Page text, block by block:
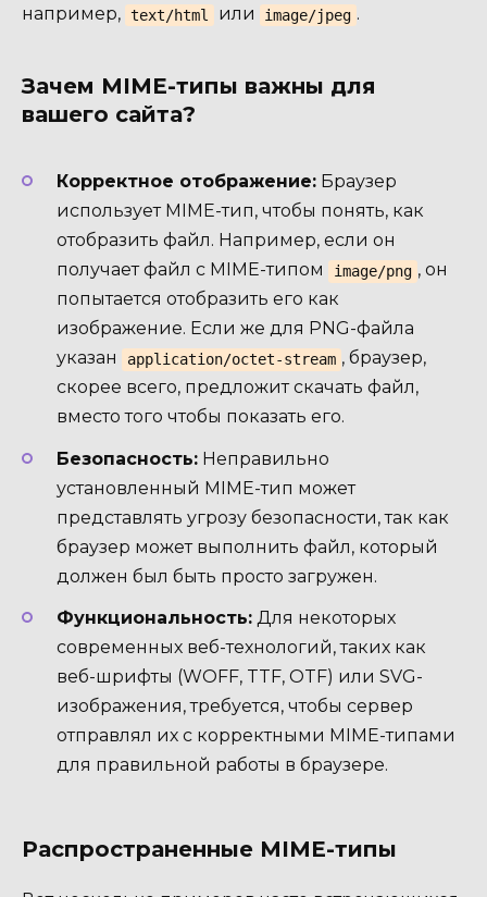
например, text/html или image/jpeg .
Зачем MIME-типы важны для
вашего сайта?
Корректное отображение: Браузер
использует MIME-тип, чтобы понять, как
отобразить файл. Например, если он
получает файл с MIME-типом
image/png , он
попытается отобразить его как
изображение. Если же для PNG-файла
указан
application/octet-stream , браузер,
скорее всего, предложит скачать файл,
вместо того чтобы показать его.
Безопасность: Неправильно
установленный MIME-тип может
представлять угрозу безопасности, так как
браузер может выполнить файл, который
должен был быть просто загружен.
Функциональность: Для некоторых
современных веб-технологий, таких как
веб-шрифты (WOFF, TTF, OTF) или SVG-
изображения, требуется, чтобы сервер
отправлял их с корректными MIME-типами
для правильной работы в браузере.
Распространенные MIME-типы